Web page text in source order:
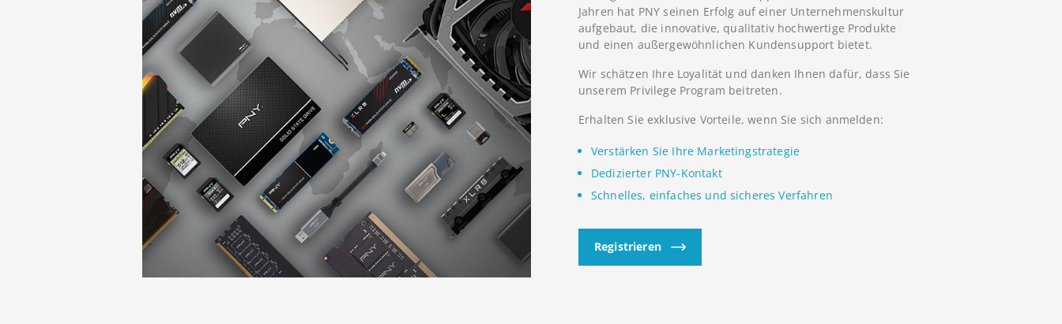
Jahren hat PNY seinen Erfolg auf einer Unternehmenskultur
aufgebaut, die innovative, qualitativ hochwertige Produkte
und einen außergewöhnlichen Kundensupport bietet.
Wir schätzen Ihre Loyalität und danken Ihnen dafür, dass Sie
unserem Privilege Program beitreten.
Erhalten Sie exklusive Vorteile, wenn Sie sich anmelden:
Verstärken Sie Ihre Marketingstrategie
Dedizierter PNY-Kontakt
Schnelles, einfaches und sicheres Verfahren
Registrieren